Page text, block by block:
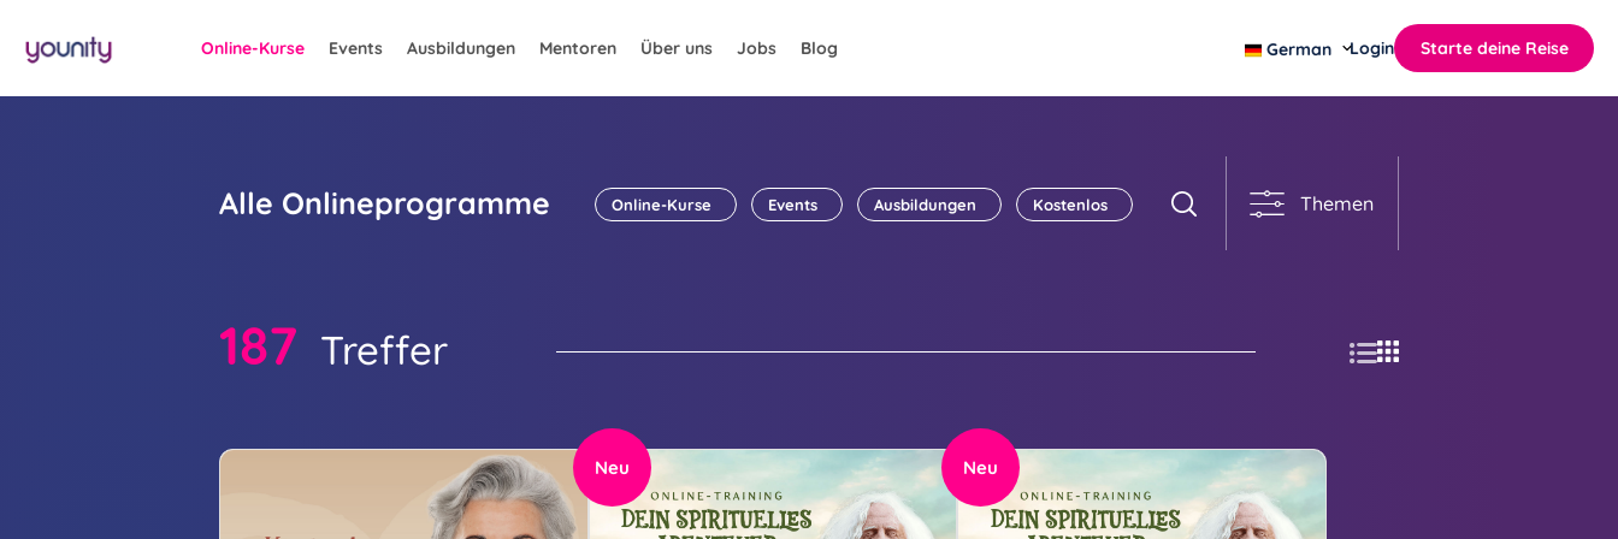
Online-Kurse Events Ausbildungen Mentoren Über uns Jobs Blog German Login Starte deine Reise
Alle Onlineprogramme Online-Kurse Events Ausbildungen Kostenlos Themen
187 Treffer
Neu Neu